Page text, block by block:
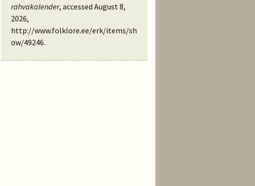
rahvakalender, accessed August 8,
2026,
http://www.folklore.ee/erk/items/sh
ow/49246.